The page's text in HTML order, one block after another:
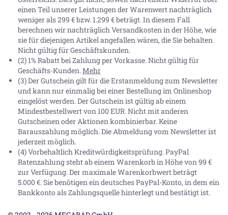
einen Teil unserer Leistungen der Warenwert nachträglich
weniger als 299 € bzw. 1.299 € beträgt. In diesem Fall
berechnen wir nachträglich Versandkosten in der Höhe, wie
sie für diejenigen Artikel angefallen wären, die Sie behalten.
Nicht gültig für Geschäftskunden.
(2) 1% Rabatt bei Zahlung per Vorkasse. Nicht gültig für
Geschäfts-Kunden.Mehr
(3) Der Gutschein gilt für die Erstanmeldung zum Newsletter
und kann nur einmalig bei einer Bestellung im Onlineshop
eingelöst werden. Der Gutschein ist gültig ab einem
Mindestbestellwert von 100 EUR. Nicht mit anderen
Gutscheinen oder Aktionen kombinierbar. Keine
Barauszahlung möglich. Die Abmeldung vom Newsletter ist
jederzeit möglich.
(4) Vorbehaltlich Kreditwürdigkeitsprüfung. PayPal
Ratenzahlung steht ab einem Warenkorb in Höhe von99 €
zur Verfügung. Der maximale Warenkorbwert beträgt
5.000 €. Sie benötigen ein deutsches PayPal-Konto, in dem ein
Bankkonto als Zahlungsquelle hinterlegt und bestätigt ist.